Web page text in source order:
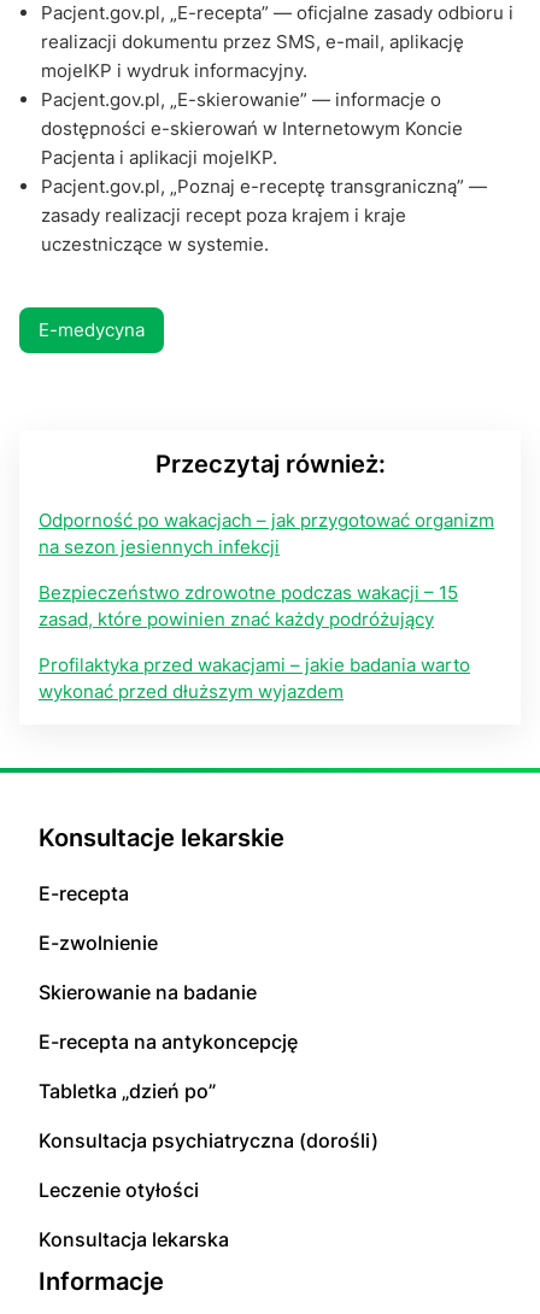
Pacjent.gov.pl, „E-recepta” — oficjalne zasady odbioru i
realizacji dokumentu przez SMS, e-mail, aplikację
mojeIKP i wydruk informacyjny.
Pacjent.gov.pl, „E-skierowanie” — informacje o
dostępności e-skierowań w Internetowym Koncie
Pacjenta i aplikacji mojeIKP.
Pacjent.gov.pl, „Poznaj e-receptę transgraniczną” —
zasady realizacji recept poza krajem i kraje
uczestniczące w systemie.
E-medycyna
Przeczytaj również:
Odporność po wakacjach – jak przygotować organizm
na sezon jesiennych infekcji
Bezpieczeństwo zdrowotne podczas wakacji – 15
zasad, które powinien znać każdy podróżujący
Profilaktyka przed wakacjami – jakie badania warto
wykonać przed dłuższym wyjazdem
Konsultacje lekarskie
E-recepta
E-zwolnienie
Skierowanie na badanie
E-recepta na antykoncepcję
Tabletka „dzień po”
Konsultacja psychiatryczna (dorośli)
Leczenie otyłości
Konsultacja lekarska
Informacje